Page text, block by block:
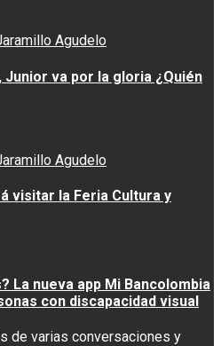
Agudelo
Junior va por la gloria ¿Quién
Agudelo
visitar la Feria Cultura y
La nueva app Mi Bancolombia
con discapacidad visual
de varias conversaciones y